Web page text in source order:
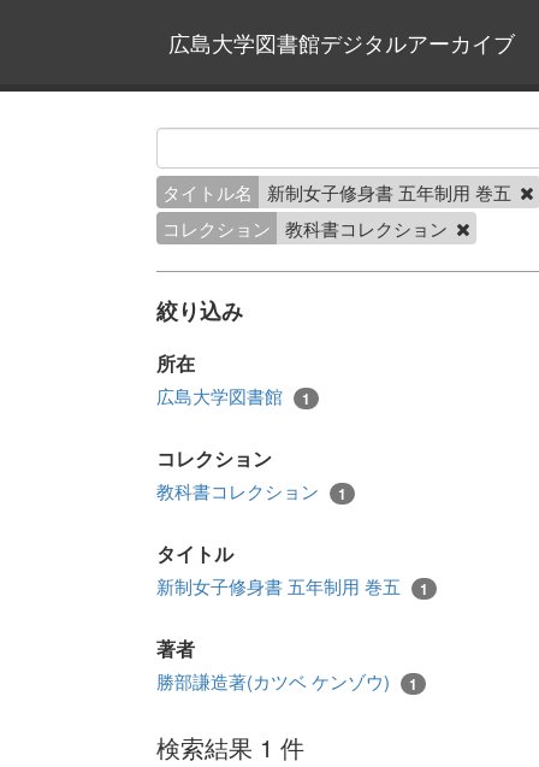
広島大学図書館デジタルアーカイブ
タイトル名
新制女子修身書 五年制用 巻五
コレクション
教科書コレクション
絞り込み
所在
広島大学図書館 1
コレクション
教科書コレクション 1
タイトル
新制女子修身書 五年制用 巻五 1
著者
勝部謙造著(カツベ ケンゾウ) 1
検索結果 1 件